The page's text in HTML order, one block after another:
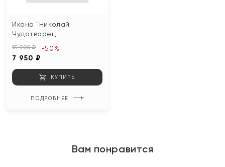
Икона "Николай
Чудотворец"
15 900 ₽
7 950 ₽
-50%
КУПИТЬ
ПОДРОБНЕЕ
Вам понравится